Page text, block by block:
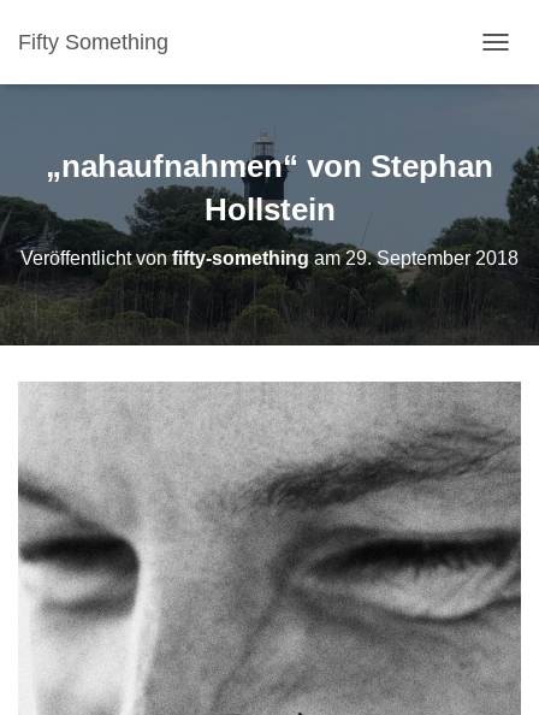
Fifty Something
„nahaufnahmen“ von Stephan
Hollstein
Veröffentlicht vonfifty-somethingam29. September 2018